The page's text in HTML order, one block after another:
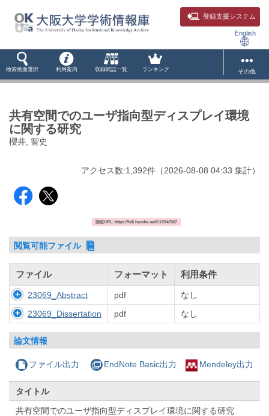
登録支援システム
English
検索画面選択 利用案内 収録雑誌一覧 ランキング その他
共有空間でのユーザ指向型ディスプレイ環境
に関する研究
櫻井, 智史
アクセス数:1,392件 （2026-08-08 04:33 集計）
固定URL: https://hdl.handle.net/11094/587
閲覧可能ファイル
ファイル フォーマット 利用条件
23069_Abstract pdf
なし
23069_Dissertation
pdf なし
論文情報
ファイル出力 EndNote Basic出力 Mendeley出力
タイトル
共有空間でのユーザ指向型ディスプレイ環境に関する研究